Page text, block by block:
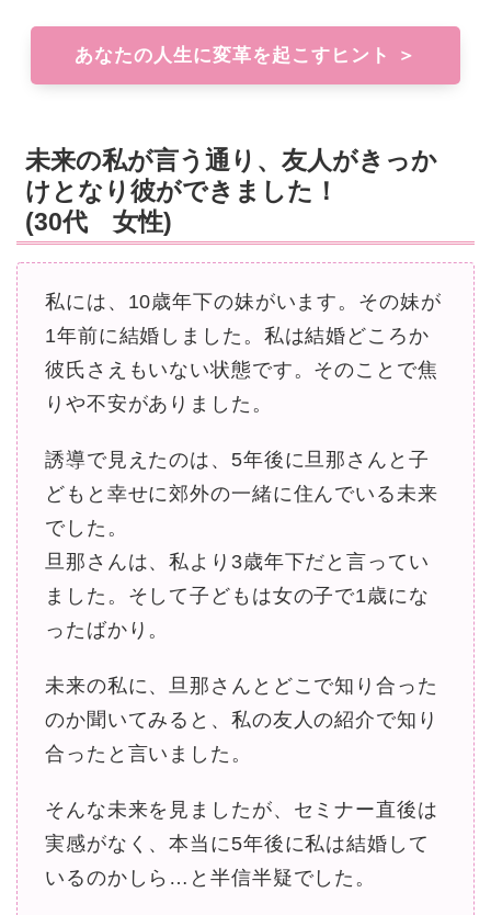
あなたの人生に変革を起こすヒント ＞
未来の私が言う通り、友人がきっか
けとなり彼ができました！
(30代 女性)
私には、10歳年下の妹がいます。その妹が
1年前に結婚しました。私は結婚どころか
彼氏さえもいない状態です。そのことで焦
りや不安がありました。
誘導で見えたのは、5年後に旦那さんと子
どもと幸せに郊外の一緒に住んでいる未来
でした。
旦那さんは、私より3歳年下だと言ってい
ました。そして子どもは女の子で1歳にな
ったばかり。
未来の私に、旦那さんとどこで知り合った
のか聞いてみると、私の友人の紹介で知り
合ったと言いました。
そんな未来を見ましたが、セミナー直後は
実感がなく、本当に5年後に私は結婚して
いるのかしら…と半信半疑でした。